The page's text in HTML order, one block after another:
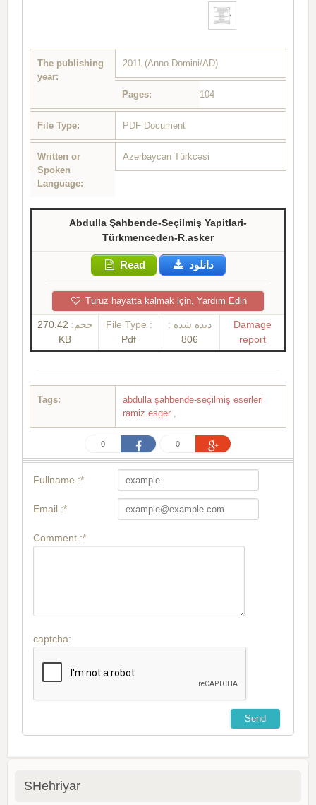
The publishing
year:
2011 (Anno Domini/AD)
Pages: 104
File Type: PDF Document
Written or
Spoken
Language:
Azərbaycan Türkcəsi
Abdulla Şahbende-Seçilmiş Yapitlari-
Türkmenceden-R.asker
Read دانلود
Turuz hayatta kalmak için, Yardım Edin
حجم: 270.42
KB
File Type :
Pdf
دیده شده :
806
Damage
report
Tags:
abdulla şahbende-seçilmiş eserleri
ramiz esger ,
0 0
Fullname :*
Email :*
Comment :*
captcha:
SHehriyar